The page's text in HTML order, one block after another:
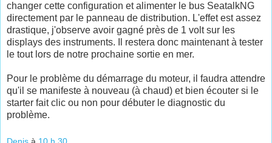
changer cette configuration et alimenter le bus SeatalkNG
directement par le panneau de distribution. L'effet est assez
drastique, j'observe avoir gagné près de 1 volt sur les
displays des instruments. Il restera donc maintenant à tester
le tout lors de notre prochaine sortie en mer.
Pour le problème du démarrage du moteur, il faudra attendre
qu'il se manifeste à nouveau (à chaud) et bien écouter si le
starter fait clic ou non pour débuter le diagnostic du
problème.